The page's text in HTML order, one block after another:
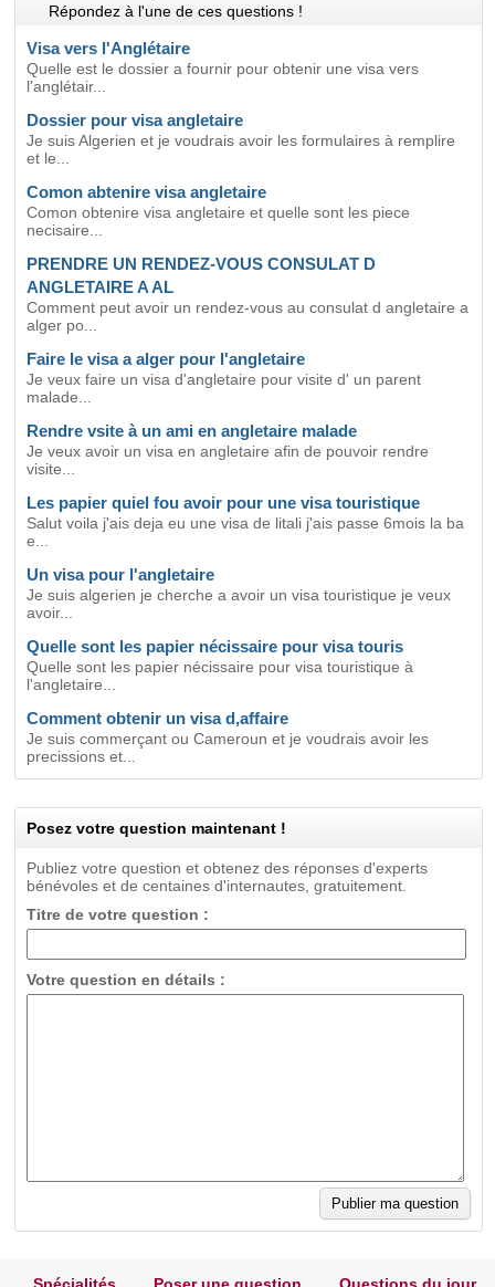
Répondez à l'une de ces questions !
Visa vers l'Anglétaire
Quelle est le dossier a fournir pour obtenir une visa vers
l'anglétair...
Dossier pour visa angletaire
Je suis Algerien et je voudrais avoir les formulaires à remplire
et le...
Comon abtenire visa angletaire
Comon obtenire visa angletaire et quelle sont les piece
necisaire...
PRENDRE UN RENDEZ-VOUS CONSULAT D
ANGLETAIRE A AL
Comment peut avoir un rendez-vous au consulat d angletaire a
alger po...
Faire le visa a alger pour l'angletaire
Je veux faire un visa d'angletaire pour visite d' un parent
malade...
Rendre vsite à un ami en angletaire malade
Je veux avoir un visa en angletaire afin de pouvoir rendre
visite...
Les papier quiel fou avoir pour une visa touristique
Salut voila j'ais deja eu une visa de litali j'ais passe 6mois la ba
e...
Un visa pour l'angletaire
Je suis algerien je cherche a avoir un visa touristique je veux
avoir...
Quelle sont les papier nécissaire pour visa touris
Quelle sont les papier nécissaire pour visa touristique à
l'angletaire...
Comment obtenir un visa d,affaire
Je suis commerçant ou Cameroun et je voudrais avoir les
precissions et...
Posez votre question maintenant !
Publiez votre question et obtenez des réponses d'experts
bénévoles et de centaines d'internautes, gratuitement.
Titre de votre question :
Votre question en détails :